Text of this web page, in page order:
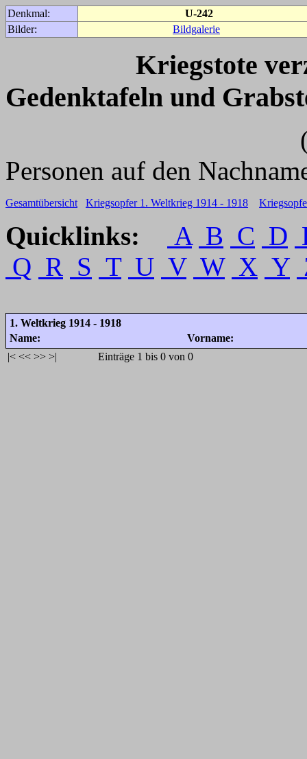
Denkmal:
U-242
Bilder:
Bildgalerie
Kriegstote
Gedenktafeln und
(Für weitere
Personen auf den
Gesamtübersicht Kriegsopfer 1. Weltkrieg 1914 - 1918
Quicklinks: A B C D
Q R S T U V W X Y
1. Weltkrieg 1914 - 1918
Name:
Vorname:
|< << >> >| Einträge 1 bis 0 von 0